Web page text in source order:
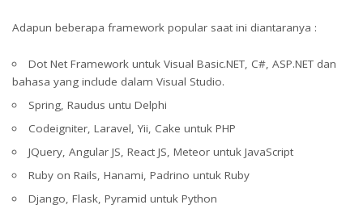
Adapun beberapa framework popular saat ini diantaranya :
Dot Net Framework untuk Visual Basic.NET, C#, ASP.NET dan
bahasa yang include dalam Visual Studio.
Spring, Raudus untu Delphi
Codeigniter, Laravel, Yii, Cake untuk PHP
JQuery, Angular JS, React JS, Meteor untuk JavaScript
Ruby on Rails, Hanami, Padrino untuk Ruby
Django, Flask, Pyramid untuk Python